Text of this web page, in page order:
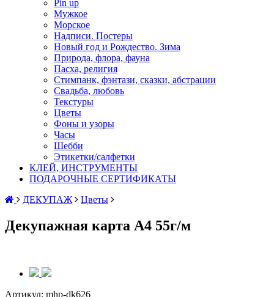
Pin up
Мужкое
Морское
Надписи. Постеры
Новый год и Рождество. Зима
Природа, флора, фауна
Пасха, религия
Стимпанк, фэнтази, сказки, абстрации
Свадьба, любовь
Текстуры
Цветы
Фоны и узоры
Часы
Шебби
Этикетки/салфетки
КЛЕЙ, ИНСТРУМЕНТЫ
ПОДАРОЧНЫЕ СЕРТИФИКАТЫ
ДЕКУПАЖ
Цветы
Декупажная карта А4 55г/м
Артикул: mhp-dk626